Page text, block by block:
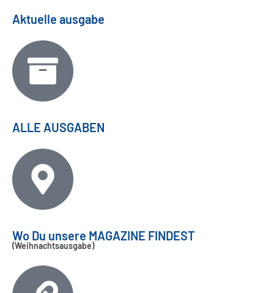
Aktuelle ausgabe
ALLE AUSGABEN
Wo Du unsere MAGAZINE FINDEST
(Weihnachtsausgabe)